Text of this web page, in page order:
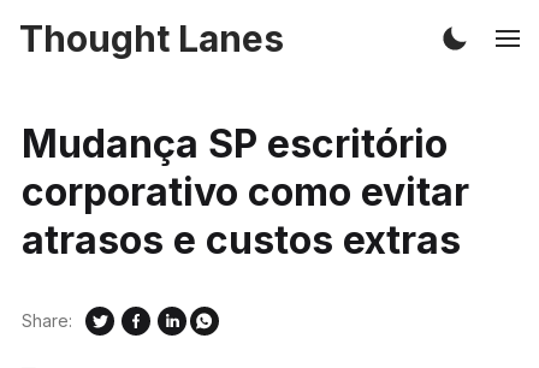
Thought Lanes
Mudança SP escritório
corporativo como evitar
atrasos e custos extras
Share: